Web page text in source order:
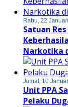
Rabu, 22
Satuan
Narkotika
Jumat, 10
Unit PPA
Pelaku